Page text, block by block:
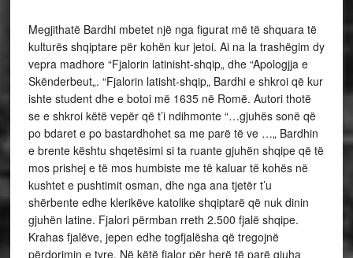
Megjithatë Bardhi mbetet një nga figurat më të shquara të
kulturës shqiptare për kohën kur jetoi. Ai na la trashëgim dy
vepra madhore “Fjalorin latinisht-shqip„ dhe “Apologjja e
Skënderbeut„. “Fjalorin latisht-shqip„ Bardhi e shkroi që kur
ishte student dhe e botoi më 1635 në Romë. Autori thotë
se e shkroi këtë vepër që t’i ndihmonte “…gjuhës sonë që
po bdaret e po bastardhohet sa me parë të ve …„ Bardhin
e brente kështu shqetësimi si ta ruante gjuhën shqipe që të
mos prishej e të mos humbiste me të kaluar të kohës në
kushtet e pushtimit osman, dhe nga ana tjetër t’u
shërbente edhe klerikëve katolike shqiptarë që nuk dinin
gjuhën latine. Fjalori përmban rreth 2.500 fjalë shqipe.
Krahas fjalëve, jepen edhe togfjalësha që tregojnë
përdorimin e tyre. Në këtë fjalor për herë të parë gjuha